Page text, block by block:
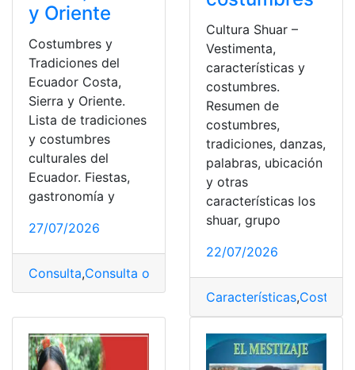
y Oriente
Costumbres y
Tradiciones del
Ecuador Costa,
Sierra y Oriente.
Lista de tradiciones
y costumbres
culturales del
Ecuador. Fiestas,
gastronomía y
27/07/2026
Consulta,Consulta online
Cultura Shuar –
Vestimenta,
características y
costumbres.
Resumen de
costumbres,
tradiciones, danzas,
palabras, ubicación
y otras
características los
shuar, grupo
22/07/2026
Características,